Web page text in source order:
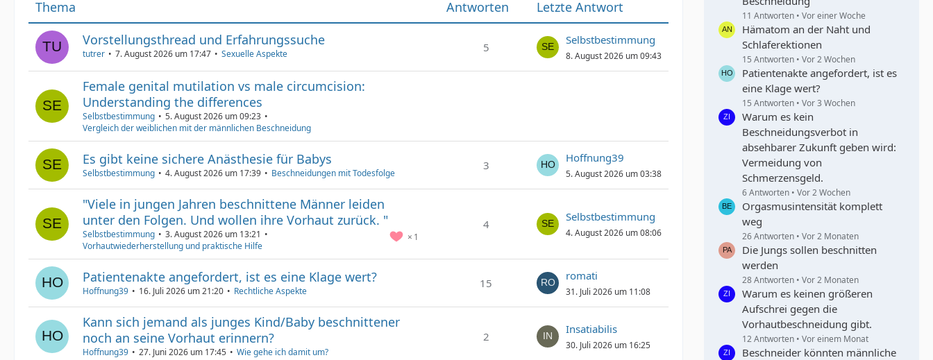
Thema Antworten
Letzte Antwort
Vorstellungsthread und Erfahrungssuche
tutrer 7. August 2026 um 17:47 Sexuelle Aspekte 5
Selbstbestimmung
8. August 2026 um 09:43
Female genital mutilation vs male circumcision:
Understanding the differences
Selbstbestimmung
5. August 2026 um 09:23
Vergleich der weiblichen mit der männlichen Beschneidung
Es gibt keine sichere Anästhesie für Babys
Selbstbestimmung 4. August 2026 um 17:39 Beschneidungen mit Todesfolge
3
Hoffnung39
5. August 2026 um 03:38
"Viele in jungen Jahren beschnittene Männer leiden
unter den Folgen. Und wollen ihre Vorhaut zurück. "
1
Selbstbestimmung
3. August 2026 um 13:21
Vorhautwiederherstellung und praktische Hilfe
4
Selbstbestimmung
4. August 2026 um 08:06
Patientenakte angefordert, ist es eine Klage wert?
Hoffnung39 16. Juli 2026 um 21:20 Rechtliche Aspekte
15
romati
31. Juli 2026 um 11:08
Kann sich jemand als junges Kind/Baby beschnittener
noch an seine Vorhaut erinnern?
Hoffnung39 27. Juni 2026 um 17:45 Wie gehe ich damit um?
2
Insatiabilis
30. Juli 2026 um 16:25
11 Antworten Vor einer Woche
Hämatom an der Naht und
Schlaferektionen
15 Antworten Vor 2 Wochen
Patientenakte angefordert, ist es
eine Klage wert?
15 Antworten Vor 3 Wochen
Warum es kein
Beschneidungsverbot in
absehbarer Zukunft geben wird:
Vermeidung von
Schmerzensgeld.
6 Antworten Vor 2 Wochen
Orgasmusintensität komplett
weg
26 Antworten Vor 2 Monaten
Die Jungs sollen beschnitten
werden
28 Antworten Vor 2 Monaten
Warum es keinen größeren
Aufschrei gegen die
Vorhautbeschneidung gibt.
12 Antworten Vor einem Monat
Beschneider könnten männliche